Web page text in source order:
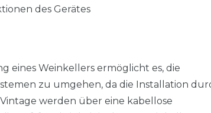
des Gerätes
eines Weinkellers ermöglicht es, die
zu umgehen, da die Installation
werden über eine kabellose